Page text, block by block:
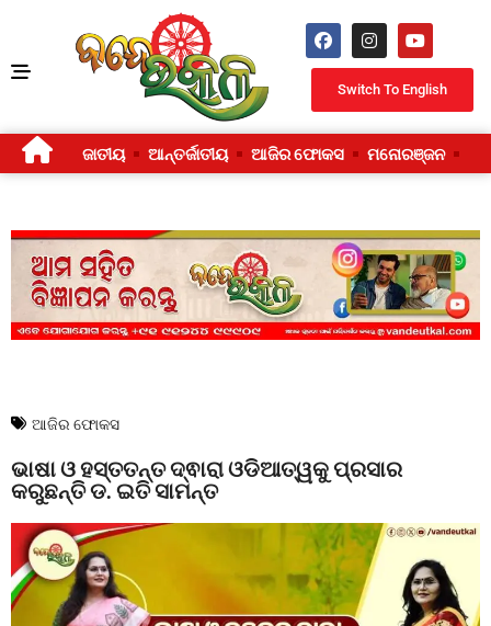
Switch To English
ଜାତୀୟ ଆନ୍ତର୍ଜାତୀୟ ଆଜିର ଫୋକସ ମନୋରଞ୍ଜନ
ଆଜିର ଫୋକସ
ଭାଷା ଓ ହସ୍ତତନ୍ତ ଦ୍ଵାରା ଓଡିଆତ୍ୱକୁ ପ୍ରସାର
କରୁଛନ୍ତି ଡ. ଇତି ସାମନ୍ତ